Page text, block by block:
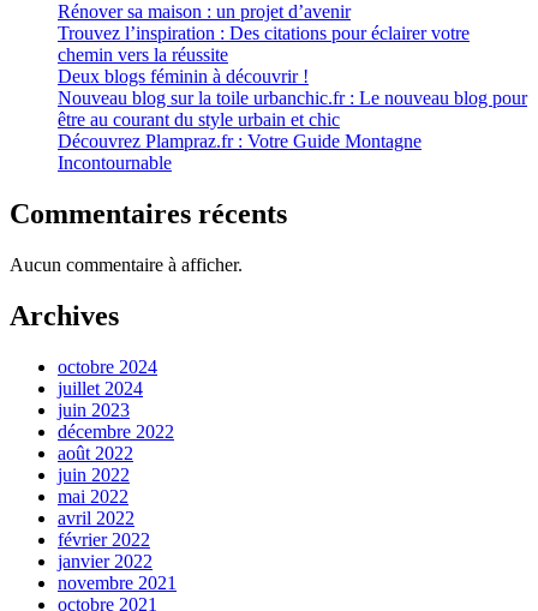
Rénover sa maison : un projet d’avenir
Trouvez l’inspiration : Des citations pour éclairer votre
chemin vers la réussite
Deux blogs féminin à découvrir !
Nouveau blog sur la toile urbanchic.fr : Le nouveau blog pour
être au courant du style urbain et chic
Découvrez Plampraz.fr : Votre Guide Montagne
Incontournable
Commentaires récents
Aucun commentaire à afficher.
Archives
octobre 2024
juillet 2024
juin 2023
décembre 2022
août 2022
juin 2022
mai 2022
avril 2022
février 2022
janvier 2022
novembre 2021
octobre 2021